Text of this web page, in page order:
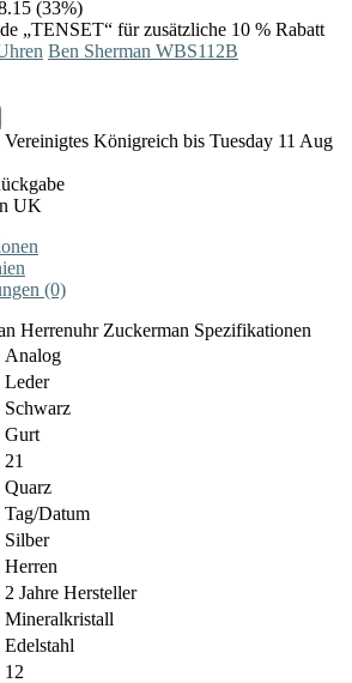
(33%)
„TENSET“ für zusätzliche 10 % Rabatt
Ben Sherman WBS112B
Königreich bis Tuesday 11 Aug
UK
(0)
Herrenuhr Zuckerman Spezifikationen
Analog
Leder
Schwarz
Gurt
21
Quarz
Tag/Datum
Silber
Herren
2 Jahre Hersteller
Mineralkristall
Edelstahl
12